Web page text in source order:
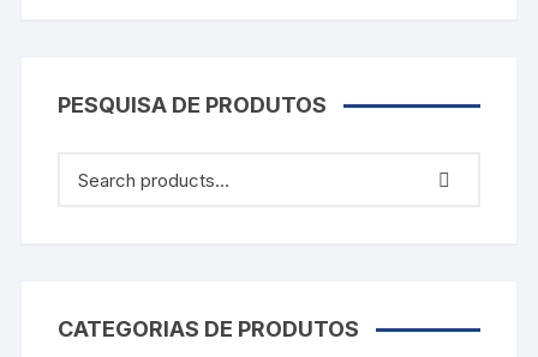
PESQUISA DE PRODUTOS
CATEGORIAS DE PRODUTOS